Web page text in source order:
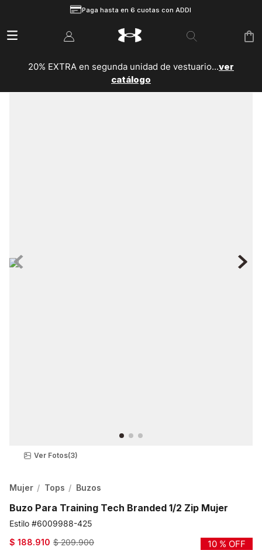
Paga hasta en 6 cuotas con ADDI
20% EXTRA en segunda unidad de vestuario...ver
catálogo
Ver Fotos(3)
Mujer Tops Buzos
Buzo Para Training Tech Branded 1/2 Zip Mujer
6009988-425
$ 188.910 $ 209.900 10 % OFF